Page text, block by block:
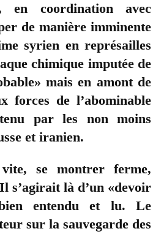
en coordination avec
de manière imminente
syrien en représailles
chimique imputée de
mais en amont de
forces de l’abominable
par les non moins
et iranien.
se montrer ferme,
s’agirait là d’un «devoir
entendu et lu. Le
sur la sauvegarde des